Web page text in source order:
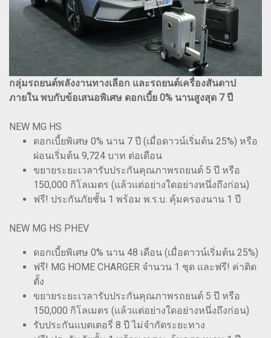
กลุ่มรถยนต์พลังงานทางเลือก และรถยนต์เครื่องสันดาป
ภายใน พบกับข้อเสนอพิเศษ ดอกเบี้ย 0% นานสูงสุด 7 ปี
NEW MG HS
ดอกเบี้ยพิเศษ 0% นาน 7 ปี (เมื่อดาวน์เริ่มต้น 25%) หรือ
ผ่อนเริ่มต้น 9,724 บาท ต่อเดือน
ขยายระยะเวลารับประกันคุณภาพรถยนต์ 5 ปี หรือ
150,000 กิโลเมตร (แล้วแต่อย่างใดอย่างหนึ่งถึงก่อน)
ฟรี! ประกันภัยชั้น 1 พร้อม พ.ร.บ. คุ้มครองนาน 1 ปี
NEW MG HS PHEV
ดอกเบี้ยพิเศษ 0% นาน 48 เดือน (เมื่อดาวน์เริ่มต้น 25%)
ฟรี! MG HOME CHARGER จำนวน 1 ชุด และฟรี! ค่าติด
ตั้ง
ขยายระยะเวลารับประกันคุณภาพรถยนต์ 5 ปี หรือ
150,000 กิโลเมตร (แล้วแต่อย่างใดอย่างหนึ่งถึงก่อน)
รับประกันแบตเตอรี่ 8 ปี ไม่จำกัดระยะทาง